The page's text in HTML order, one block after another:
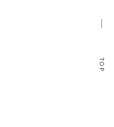
TOP